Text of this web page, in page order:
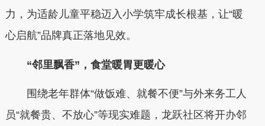
力，为适龄儿童平稳迈入小学筑牢成长根基，让“暖
心启航”品牌真正落地见效。
“邻里飘香”，食堂暖胃更暖心
围绕老年群体“做饭难、就餐不便”与外来务工人
员“就餐贵、不放心”等现实难题，龙跃社区将开办邻